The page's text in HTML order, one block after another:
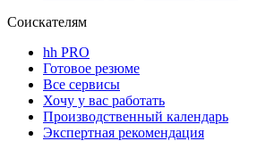
Соискателям
hh PRO
Готовое резюме
Все сервисы
Хочу у вас работать
Производственный календарь
Экспертная рекомендация